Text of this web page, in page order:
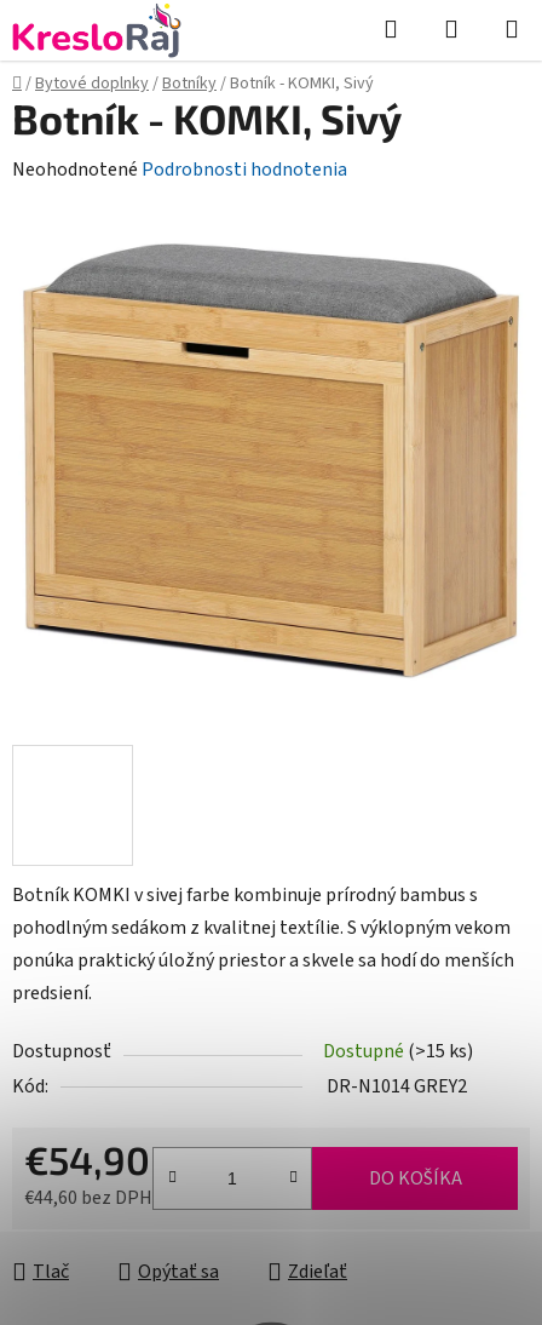
na
obsah
Hľadať
KOŠÍK
Domov
/Bytové doplnky/Botníky/Botník - KOMKI, Sivý
Botník KOMKI v sivej farbe kombinuje prírodný bambus s
pohodlným sedákom z kvalitnej textílie. S výklopným vekom
ponúka praktický úložný priestor a skvele sa hodí do menších
predsiení.
Dostupnosť Dostupné (>15 ks)
Kód:
DR-N1014 GREY2
€54,90
€44,60 bez DPH
DO KOŠÍKA
Tlač Opýtať sa Zdieľať
Botník - KOMKI, Sivý
Priemerné
0,0
hviezdičiek.
Neohodnotené Podrobnosti hodnotenia